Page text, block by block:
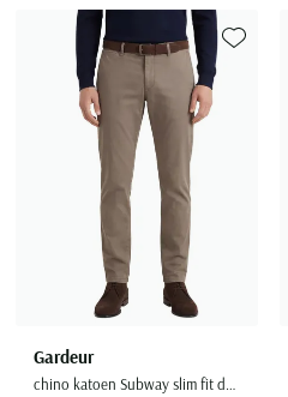
Gardeur
chino katoen Subway slim fit donkerbruin